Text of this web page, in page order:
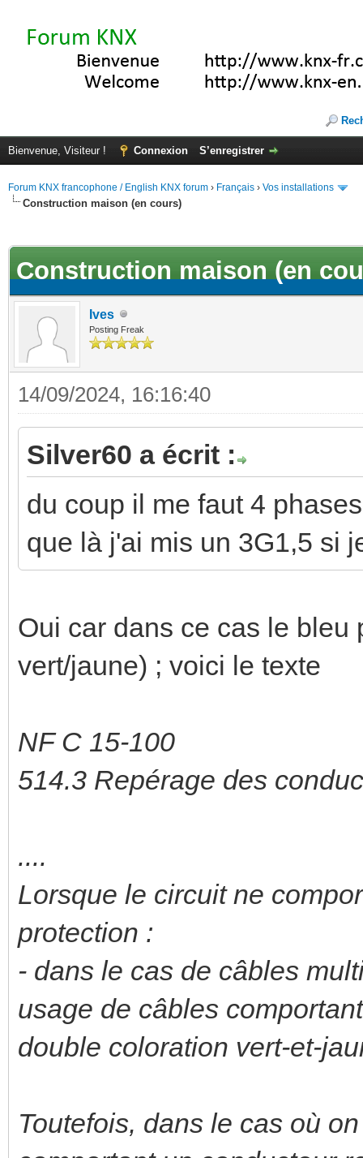
Bienvenue, Visiteur ! Connexion S’enregistrer
Forum KNX francophone / English KNX forum › Français › Vos installations
Construction maison (en cours)
Construction maison (en
Ives
Posting Freak
14/09/2024, 16:16:40
Silver60 a écrit :
du coup il me faut 4
que là j'ai mis un 3G1,5 si
Oui car dans ce cas le
vert/jaune) ; voici le texte
NF C 15-100
514.3 Repérage des
....
Lorsque le circuit ne
protection :
- dans le cas de câbles
usage de câbles
double coloration vert-et-
Toutefois, dans le cas où